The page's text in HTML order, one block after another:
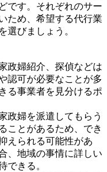
です。それぞれのサー
ため、希望する代行業
選びましょう。
政婦紹介、探偵などは
認可が必要なことが多
る事業者を見分けるポ
政婦を派遣してもらう
ことがあるため、でき
えられる可能性があ
、地域の事情に詳しい
できる。